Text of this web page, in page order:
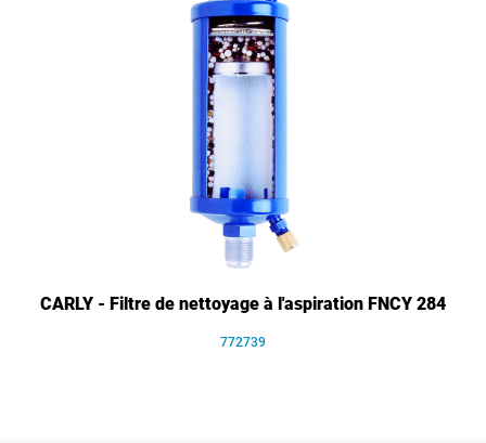
CARLY - Filtre de nettoyage à l'aspiration FNCY 284
772739